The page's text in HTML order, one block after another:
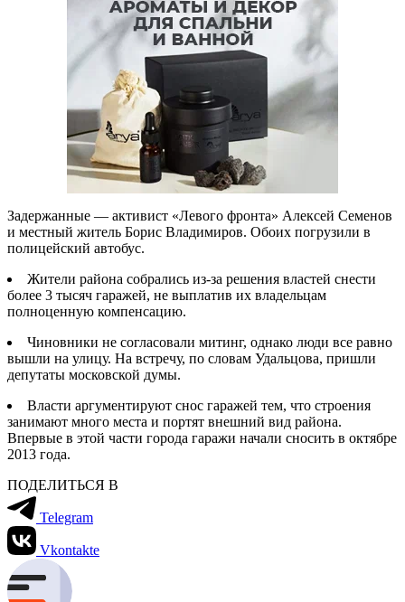
Задержанные — активист «Левого фронта» Алексей Семенов
и местный житель Борис Владимиров. Обоих погрузили в
полицейский автобус.
Жители района собрались из-за решения властей снести
более 3 тысяч гаражей, не выплатив их владельцам
полноценную компенсацию.
Чиновники не согласовали митинг, однако люди все равно
вышли на улицу. На встречу, по словам Удальцова, пришли
депутаты московской думы.
Власти аргументируют снос гаражей тем, что строения
занимают много места и портят внешний вид района.
Впервые в этой части города гаражи начали сносить в октябре
2013 года.
ПОДЕЛИТЬСЯ В
Telegram
Vkontakte